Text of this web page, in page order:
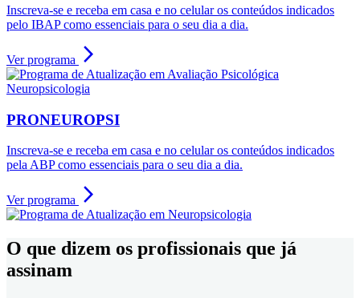
Inscreva-se e receba em casa e no celular os conteúdos indicados
pelo IBAP como essenciais para o seu dia a dia.
Ver programa arrow_forward_ios
Neuropsicologia
PRONEUROPSI
Inscreva-se e receba em casa e no celular os conteúdos indicados
pela ABP como essenciais para o seu dia a dia.
Ver programa arrow_forward_ios
O que dizem os profissionais que já
assinam